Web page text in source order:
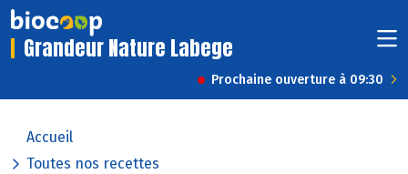
Grandeur Nature Labege
Prochaine ouverture à 09:30
Accueil
Toutes nos recettes